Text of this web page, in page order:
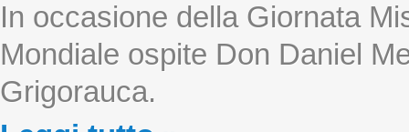
In occasione della Giornata
Mondiale ospite Don Daniel
Grigorauca.